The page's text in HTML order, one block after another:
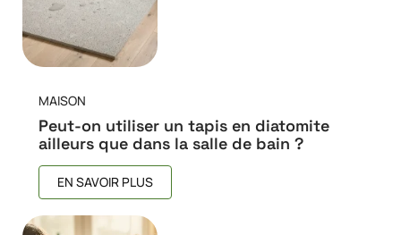
MAISON
Peut-on utiliser un tapis en diatomite
ailleurs que dans la salle de bain ?
EN SAVOIR PLUS